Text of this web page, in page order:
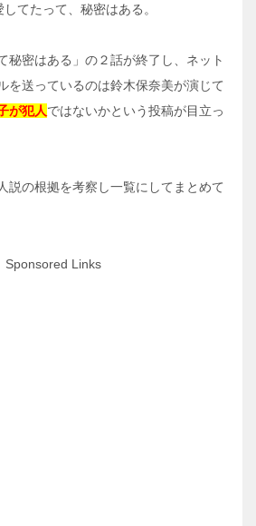
してたって、秘密はある。
秘密はある」の２話が終了し、ネット
を送っているのは鈴木保奈美が演じて
が犯人ではないかという投稿が目立っ
説の根拠を考察し一覧にしてまとめて
Sponsored Links